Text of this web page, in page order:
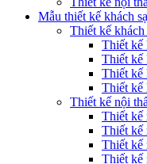
Mẫu thiết kế khách
Thiết kế khách
Thiết kế
Thiết kế
Thiết kế
Thiết kế
Thiết kế nội
Thiết kế
Thiết kế
Thiết kế
Thiết kế